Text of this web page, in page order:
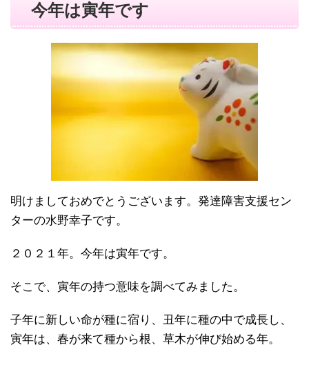
今年は寅年です
明けましておめでとうございます。発達障害支援セン
ターの水野幸子です。
２０２１年。今年は寅年です。
そこで、寅年の持つ意味を調べてみました。
子年に新しい命が種に宿り、丑年に種の中で成長し、
寅年は、春が来て種から根、草木が伸び始める年。